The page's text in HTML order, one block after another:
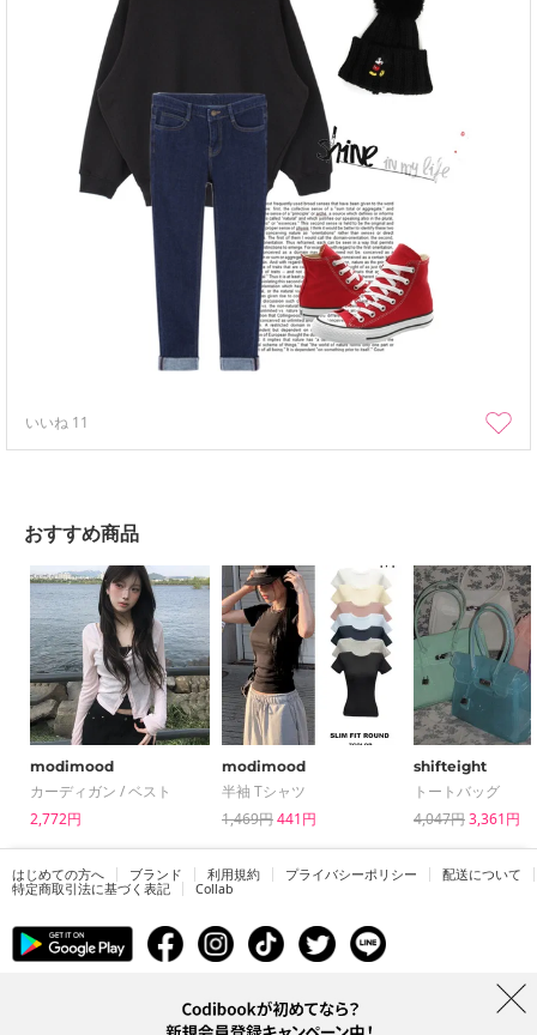
いいね 11
おすすめ商品
modimood
カーディガン / ベスト
2,772円
modimood
半袖 Tシャツ
1,469円441円
shifteight
トートバッグ
4,047円3,361円
はじめての方へ ブランド 利用規約 プライバシーポリシー
配送について
特定商取引法に基づく表記
Collab
電子メールアドレス：help@codibook.net
所在地：A-301, 114, Gasan digital 2-ro, Geumcheon-gu, Seoul